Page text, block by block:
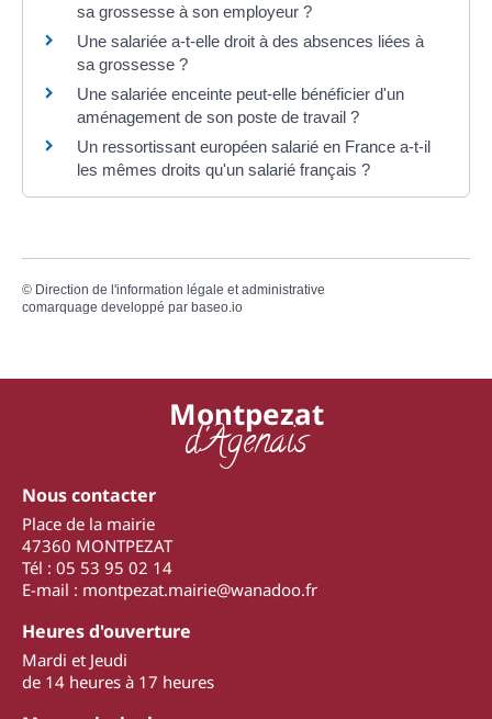
sa grossesse à son employeur ?
Une salariée a-t-elle droit à des absences liées à
sa grossesse ?
Une salariée enceinte peut-elle bénéficier d'un
aménagement de son poste de travail ?
Un ressortissant européen salarié en France a-t-il
les mêmes droits qu'un salarié français ?
© Direction de l'information légale et administrative
comarquage developpé par baseo.io
Montpezat
d'Agenais
Nous contacter
Place de la mairie
47360 MONTPEZAT
Tél : 05 53 95 02 14
E-mail : montpezat.mairie@wanadoo.fr
Heures d'ouverture
Mardi et Jeudi
de 14 heures à 17 heures